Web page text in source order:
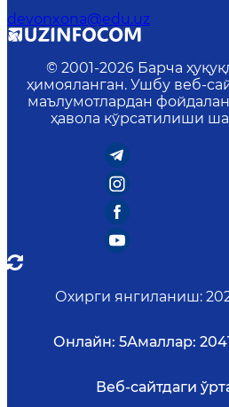
devonxona@edu.uz
© 2001-2026 Барча
ҳимояланган. Ушбу веб-
маълумотлардан
ҳавола кўрсатилиши
Охирги янгиланиш:
Онлайн: 5Амаллар: 204
Веб-сайтдаги